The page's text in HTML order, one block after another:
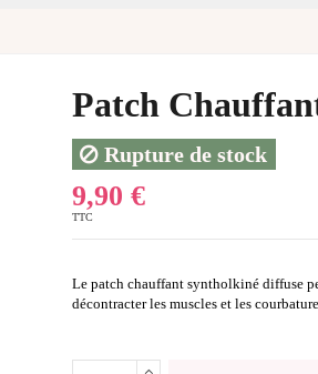
Patch
Rupture de stock
9,90 €
TTC
Le patch chauffant syntholkiné diffuse
décontracter les muscles et les